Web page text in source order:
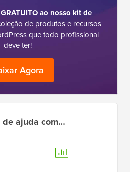
ao nosso kit de
de produtos e recursos
que todo profissional
deve ter!
Agora
de ajuda com…